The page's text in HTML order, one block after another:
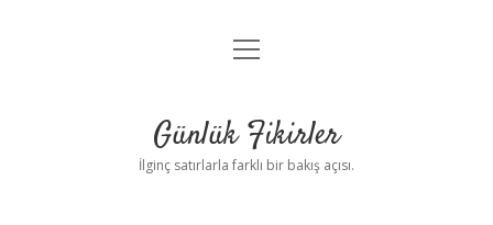
Anasayfa
Yasal Uyarı
menüyü
Günlük Fikirler
İlginç satırlarla farklı bir bakış açısı.